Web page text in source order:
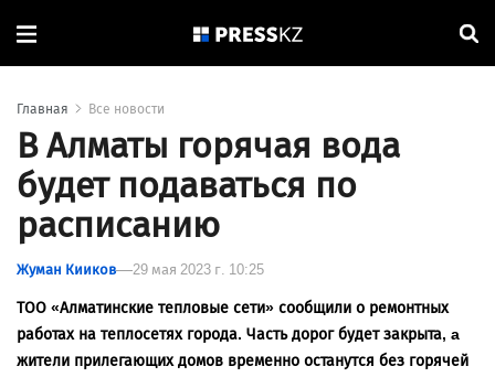
Главная Все новости
В Алматы горячая вода
будет подаваться по
расписанию
Жуман Кииков 29 мая 2023 г. 10:25
ТОО «Алматинские тепловые сети» сообщили о ремонтных
работах на теплосетях города. Часть дорог будет закрыта, a
жители прилегающих домов временно останутся без горячей